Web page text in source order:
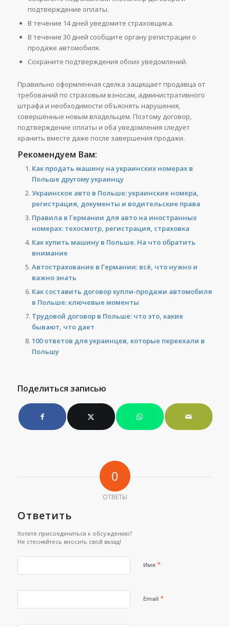
подтверждение оплаты.
В течение 14 дней уведомите страховщика.
В течение 30 дней сообщите органу регистрации о
продаже автомобиля.
Сохраните подтверждения обоих уведомлений.
Правильно оформленная сделка защищает продавца от
требований по страховым взносам, административного
штрафа и необходимости объяснять нарушения,
совершённые новым владельцем. Поэтому договор,
подтверждение оплаты и оба уведомления следует
хранить вместе даже после завершения продажи.
Рекомендуем Вам:
Как продать машину на украинских номерах в
Польше другому украинцу
Украинское авто в Польше: украинские номера,
регистрация, документы и водительские права
Правила в Германии для авто на иностранных
номерах: техосмотр, регистрация, страховка
Как купить машину в Польше. На что обратить
внимание
Автострахование в Германии: всё, что нужно и
важно знать
Как составить договор купли-продажи автомобиля
в Польше: ключевые моменты
Трудовой договор в Польше: что это, какие
бывают, что дает
100 ответов для украинцев, которые переехали в
Польшу
Поделиться записью
0
ОТВЕТЫ
Ответить
Хотите присоединиться к обсуждению?
Не стесняйтесь вносить свой вклад!
Имя *
Email *